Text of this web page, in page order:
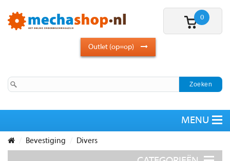
0
Outlet (op=op)
Bevestiging Divers